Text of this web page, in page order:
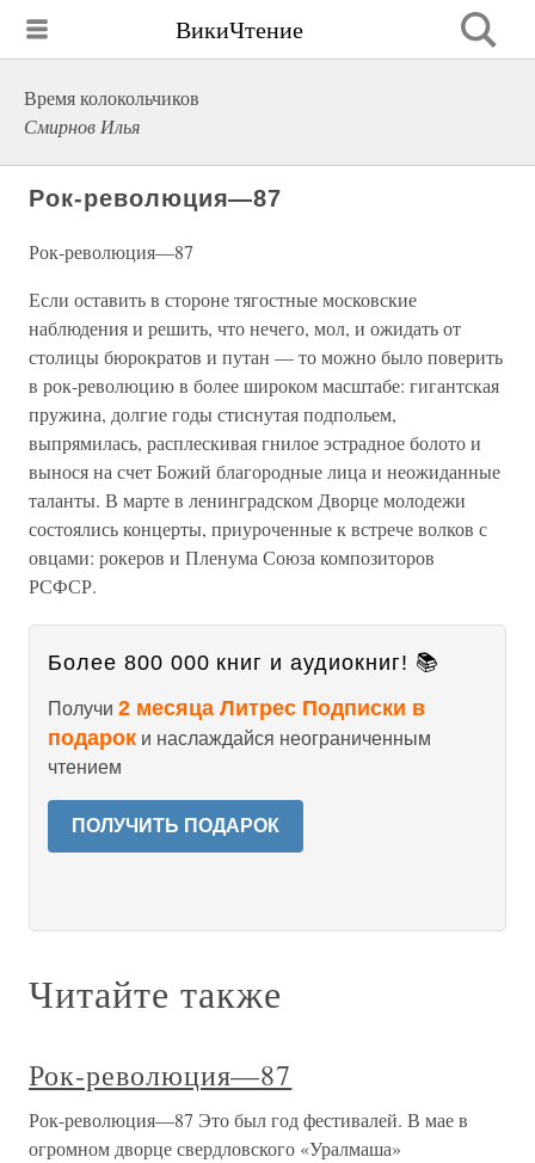
ВикиЧтение
Время колокольчиков
Смирнов Илья
Рок-революция—87
Рок-революция—87
Если оставить в стороне тягостные московские
наблюдения и решить, что нечего, мол, и ожидать от
столицы бюрократов и путан — то можно было поверить
в рок-революцию в более широком масштабе: гигантская
пружина, долгие годы стиснутая подпольем,
выпрямилась, расплескивая гнилое эстрадное болото и
вынося на счет Божий благородные лица и неожиданные
таланты. В марте в ленинградском Дворце молодежи
состоялись концерты, приуроченные к встрече волков с
овцами: рокеров и Пленума Союза композиторов
РСФСР.
Более 800 000 книг и аудиокниг! 📚
Получи 2 месяца Литрес Подписки в
подарок и наслаждайся неограниченным
чтением
ПОЛУЧИТЬ ПОДАРОК
Читайте также
Рок-революция—87
Рок-революция—87 Это был год фестивалей. В мае в
огромном дворце свердловского «Уралмаша»